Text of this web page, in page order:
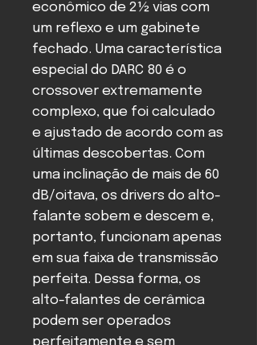
econômico de 2½ vias com
um reflexo e um gabinete
fechado. Uma característica
especial do DARC 80 é o
crossover extremamente
complexo, que foi calculado
e ajustado de acordo com as
últimas descobertas. Com
uma inclinação de mais de 60
dB/oitava, os drivers do alto-
falante sobem e descem e,
portanto, funcionam apenas
em sua faixa de transmissão
perfeita. Dessa forma, os
alto-falantes de cerâmica
podem ser operados
perfeitamente e sem